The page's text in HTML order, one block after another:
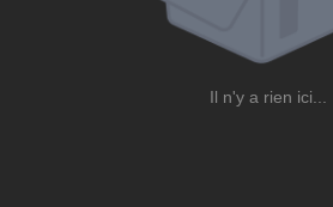
Il n'y a rien ici...